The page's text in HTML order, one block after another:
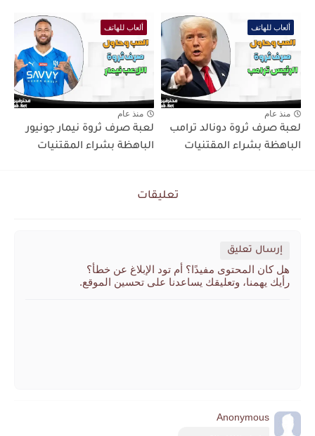
ألعاب للهاتف
منذ عام
لعبة صرف ثروة دونالد ترامب
الباهظة بشراء المقتنيات
ألعاب للهاتف
منذ عام
لعبة صرف ثروة نيمار جونيور
الباهظة بشراء المقتنيات
تعليقات
إرسال تعليق
هل كان المحتوى مفيدًا؟ أم تود الإبلاغ عن خطأ؟
رأيك يهمنا، وتعليقك يساعدنا على تحسين الموقع.
Anonymous